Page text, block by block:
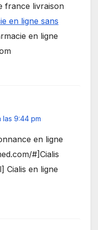
france livraison
en ligne sans
en ligne
las 9:44 pm
en ligne
#]Cialis
Cialis en ligne